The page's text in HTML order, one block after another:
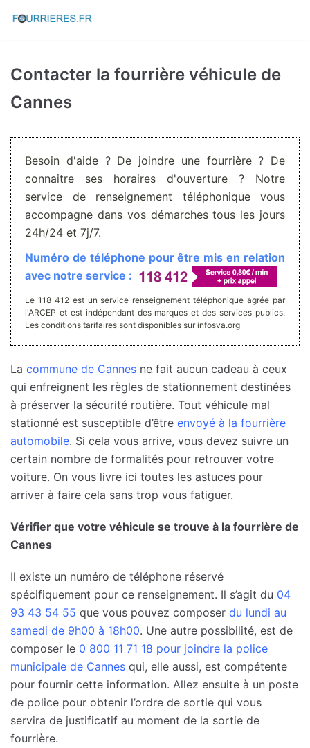
Aller
Contacter la fourrière véhicule de
Cannes
Besoin d'aide ? De joindre une fourrière ? De
connaitre ses horaires d'ouverture ? Notre
service de renseignement téléphonique vous
accompagne dans vos démarches tous les jours
24h/24 et 7j/7.
Numéro de téléphone pour être mis en relation
avec notre service :
Le 118 412 est un service renseignement téléphonique agrée par
l'ARCEP et est indépendant des marques et des services publics.
Les conditions tarifaires sont disponibles sur infosva.org
La commune de Cannes ne fait aucun cadeau à ceux
qui enfreignent les règles de stationnement destinées
à préserver la sécurité routière. Tout véhicule mal
stationné est susceptible d’être envoyé à la fourrière
automobile. Si cela vous arrive, vous devez suivre un
certain nombre de formalités pour retrouver votre
voiture. On vous livre ici toutes les astuces pour
arriver à faire cela sans trop vous fatiguer.
Vérifier que votre véhicule se trouve à la fourrière de
Cannes
Il existe un numéro de téléphone réservé
spécifiquement pour ce renseignement. Il s’agit du 04
93 43 54 55 que vous pouvez composer du lundi au
samedi de 9h00 à 18h00. Une autre possibilité, est de
composer le 0 800 11 71 18 pour joindre la police
municipale de Cannes qui, elle aussi, est compétente
pour fournir cette information. Allez ensuite à un poste
de police pour obtenir l’ordre de sortie qui vous
servira de justificatif au moment de la sortie de
fourrière.